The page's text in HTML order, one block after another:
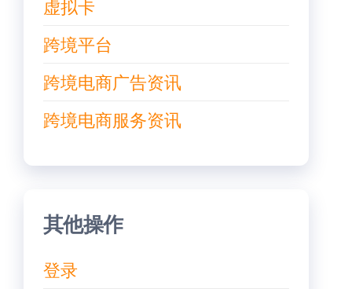
虚拟卡
跨境平台
跨境电商广告资讯
跨境电商服务资讯
其他操作
登录